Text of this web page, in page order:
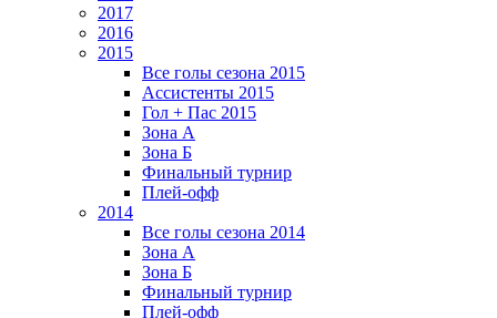
2017
2016
2015
Все голы сезона 2015
Ассистенты 2015
Гол + Пас 2015
Зона А
Зона Б
Финальный турнир
Плей-офф
2014
Все голы сезона 2014
Зона А
Зона Б
Финальный турнир
Плей-офф